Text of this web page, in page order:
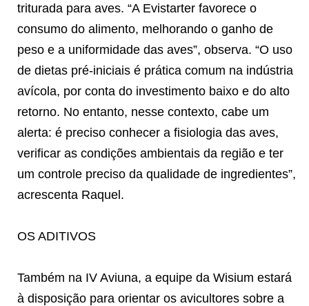
triturada para aves. “A Evistarter favorece o
consumo do alimento, melhorando o ganho de
peso e a uniformidade das aves”, observa. “O uso
de dietas pré-iniciais é prática comum na indústria
avícola, por conta do investimento baixo e do alto
retorno. No entanto, nesse contexto, cabe um
alerta: é preciso conhecer a fisiologia das aves,
verificar as condições ambientais da região e ter
um controle preciso da qualidade de ingredientes”,
acrescenta Raquel.
OS ADITIVOS
Também na IV Aviuna, a equipe da Wisium estará
à disposição para orientar os avicultores sobre a